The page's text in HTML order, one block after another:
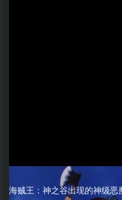
海贼王：神之谷出现的神级